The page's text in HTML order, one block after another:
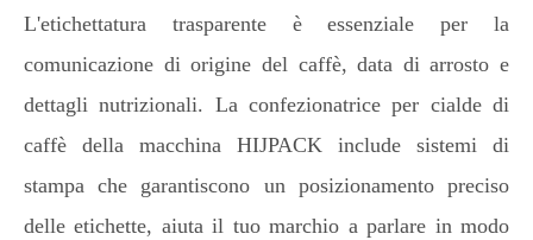
L'etichettatura trasparente è essenziale per la
comunicazione di origine del caffè, data di arrosto e
dettagli nutrizionali. La confezionatrice per cialde di
caffè della macchina HIJPACK include sistemi di
stampa che garantiscono un posizionamento preciso
delle etichette, aiuta il tuo marchio a parlare in modo